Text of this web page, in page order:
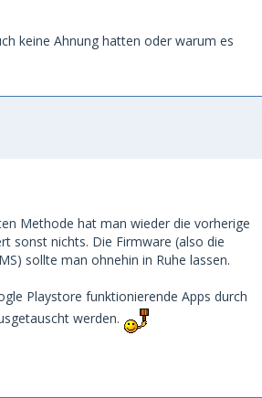
keine Ahnung hatten oder warum es
Methode hat man wieder die vorherige
sonst nichts. Die Firmware (also die
sollte man ohnehin in Ruhe lassen.
Playstore funktionierende Apps durch
werden.